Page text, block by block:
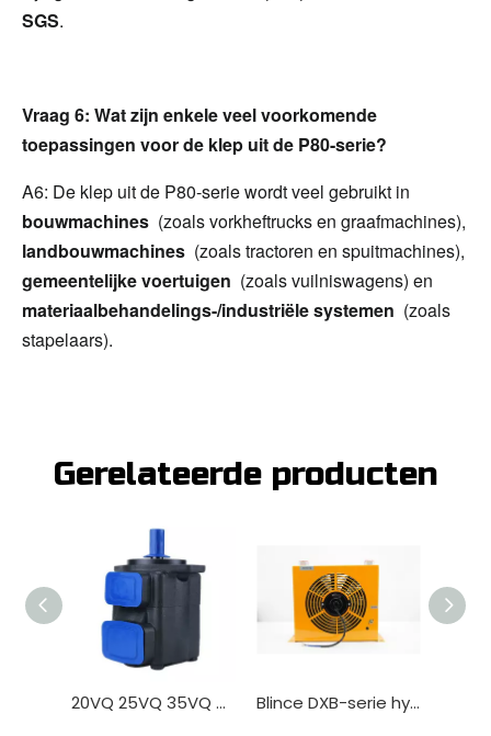
SGS.
Vraag 6: Wat zijn enkele veel voorkomende
toepassingen voor de klep uit de P80-serie?
bouwmachines
landbouwmachines
gemeentelijke voertuigen
materiaalbehandelings-/industriële systemen (zoals
stapelaars).
Gerelateerde producten
20VQ 25VQ 35VQ 45VQ Hydraulische pomp Blince DXB-serie hydraulische oliekoeler-warmtewisselaar